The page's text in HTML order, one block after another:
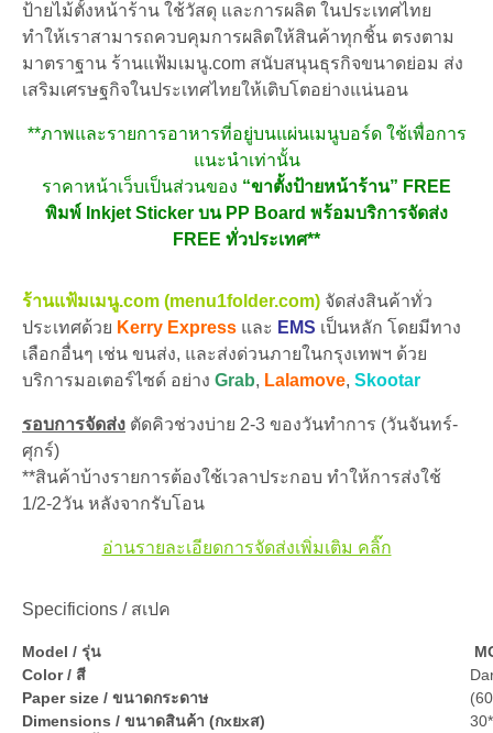
ป้ายไม้ตั้งหน้าร้าน ใช้วัสดุ และการผลิต ในประเทศไทย
ทำให้เราสามารถควบคุมการผลิตให้สินค้าทุกชิ้น ตรงตาม
มาตราฐาน ร้านแฟ้มเมนู.com สนับสนุนธุรกิจขนาดย่อม ส่ง
เสริมเศรษฐกิจในประเทศไทยให้เติบโตอย่างแน่นอน
**ภาพและรายการอาหารที่อยู่บนแผ่นเมนูบอร์ด ใช้เพื่อการ
แนะนำเท่านั้น
ราคาหน้าเว็บเป็นส่วนของ “ขาตั้งป้ายหน้าร้าน” FREE
พิมพ์ Inkjet Sticker บน PP Board พร้อมบริการจัดส่ง
FREE ทั่วประเทศ**
ร้านแฟ้มเมนู.com (menu1folder.com) จัดส่งสินค้าทั่ว
ประเทศด้วย Kerry Express และ EMS เป็นหลัก โดยมีทาง
เลือกอื่นๆ เช่น ขนส่ง, และส่งด่วนภายในกรุงเทพฯ ด้วย
บริการมอเตอร์ไซด์ อย่าง Grab, Lalamove, Skootar
รอบการจัดส่ง ตัดคิวช่วงบ่าย 2-3 ของวันทำการ (วันจันทร์-
ศุกร์)
**สินค้าบ้างรายการต้องใช้เวลาประกอบ ทำให้การส่งใช้
1/2-2วัน หลังจากรับโอน
อ่านรายละเอียดการจัดส่งเพิ่มเติม คลิ๊ก
Specificions / สเปค
Model / รุ่น
Color / สี
Paper size / ขนาดกระดาษ
Dimensions / ขนาดสินค้า (กxยxส)